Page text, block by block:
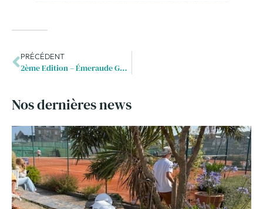
PRÉCÉDENT
2ème Edition – Émeraude Gestion Privée Golf Cup –
Nos dernières news